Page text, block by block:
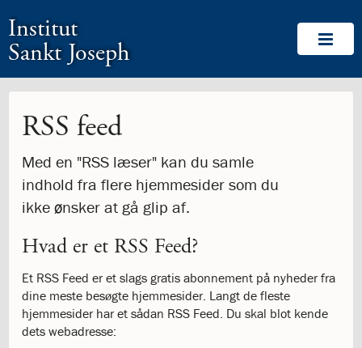
menu
over
og
gå
til
indhold
tilbage
forsiden
vores
guide
for
tilgængelighed
Os
1.1:
Velkommen!
1.2:
Medlemskaber
1.3:
Værdigrundlag
1.4:
Værdigrundlaget
i
1.6:
Logo
1.7:
Labyrinten
1.8:
Ansvar
medmennesket
og
verden
1.9:
CommuniTree
1.10:
Be
the
Institut
Sankt Joseph
RSS feed
Med en "RSS læser" kan du samle
indhold fra flere hjemmesider som du
ikke ønsker at gå glip af.
Hvad er et RSS Feed?
Et RSS Feed er et slags gratis abonnement på nyheder fra
dine meste besøgte hjemmesider. Langt de fleste
hjemmesider har et sådan RSS Feed. Du skal blot kende
dets webadresse: